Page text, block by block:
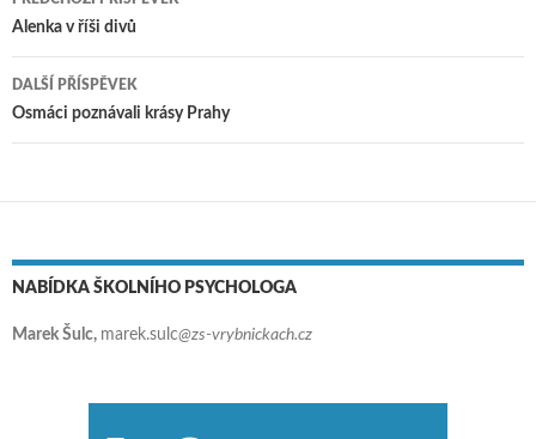
Navigace pro příspěvky
Alenka v říši divů
DALŠÍ PŘÍSPĚVEK
Osmáci poznávali krásy Prahy
NABÍDKA ŠKOLNÍHO PSYCHOLOGA
Marek Šulc, marek.sulc@zs-vrybnickach.cz